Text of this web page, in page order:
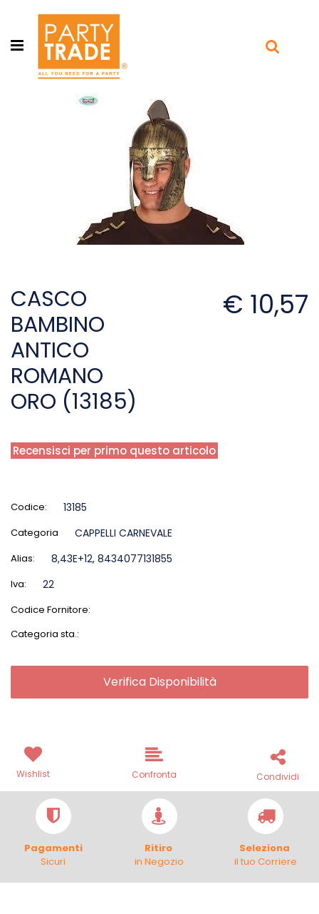
Open menu
CASCO
BAMBINO
ANTICO
ROMANO
ORO (13185)
€ 10,57
Recensisci per primo questo articolo
Codice: 13185
Categoria CAPPELLI CARNEVALE
Alias: 8,43E+12, 8434077131855
Iva: 22
Codice Fornitore:
Categoria sta.:
Verifica Disponibilità
Wishlist Confronta Condividi
Pagamenti
Sicuri
Ritiro
in Negozio
Seleziona
il tuo Corriere